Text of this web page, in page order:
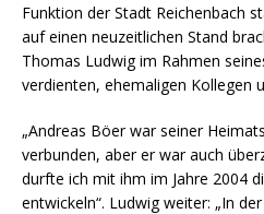
Funktion der Stadt Reichenbach
auf einen neuzeitlichen Stand
Thomas Ludwig im Rahmen
verdienten, ehemaligen Kollegen
„Andreas Böer war seiner
verbunden, aber er war auch
durfte ich mit ihm im Jahre 2004
entwickeln“. Ludwig weiter: „In